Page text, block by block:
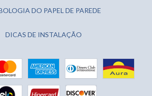
DO PAPEL DE PAREDE
DICAS DE INSTALAÇÃO